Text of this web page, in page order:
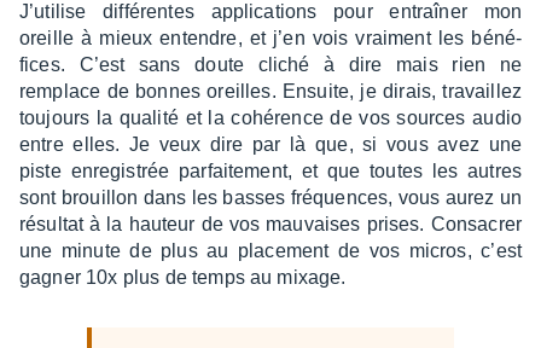
J’uti­lise diffé­rentes appli­ca­tions pour entraî­ner mon
oreille à mieux entendre, et j’en vois vrai­ment les béné­
fices. C’est sans doute cliché à dire mais rien ne
remplace de bonnes oreilles. Ensuite, je dirais, travaillez
toujours la qualité et la cohé­rence de vos sources audio
entre elles. Je veux dire par là que, si vous avez une
piste enre­gis­trée parfai­te­ment, et que toutes les autres
sont brouillon dans les basses fréquences, vous aurez un
résul­tat à la hauteur de vos mauvaises prises. Consa­crer
une minute de plus au place­ment de vos micros, c’est
gagner 10x plus de temps au mixage.